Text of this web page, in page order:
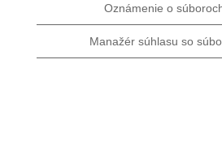
Oznámenie o
Manažér súhlasu so